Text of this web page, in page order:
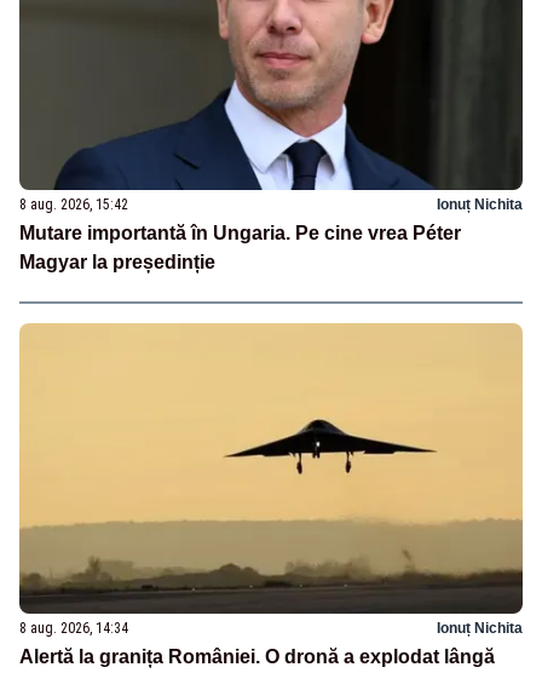
8 aug. 2026, 15:42 Ionuț Nichita
Mutare importantă în Ungaria. Pe cine vrea Péter
Magyar la președinție
8 aug. 2026, 14:34 Ionuț Nichita
Alertă la granița României. O dronă a explodat lângă